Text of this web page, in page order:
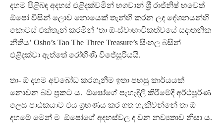
දහම පිළිබඳ අදහස් එළිදක්වමින් භගවාන් ශ‍්‍රී රාජ්නිෂ් හවෙත්
ඕෂෝ විසින් ලොව නොයෙක් තැන්හි කරන ලද දේශනයන්හි
කොටස් එක්තැන් කරමින් ‘තා ඕ-ස්වාභාවිකත්වයේ සදාතනික
නීතිය’ Osho’s Tao The Three Treasure’s සිංහල බසින්
එළිදක්වා ඇත්තේ රෝහිණී විජේසූරියයි.
තා- ඕ දහම අවබෝධ කරගැනීම ඉතා පහසු කාර්යයක්
නොවන බව ප‍්‍රකට ය. ඕෂෝගේ පැහැදිලි කිරීමේදී අර්ථපූර්ණ
ලෙස පාඨකයාට එය ග‍්‍රහණය කර ගත හැකිවන්නේ තා ඕ
දහමේ මෙන් ම ඕෂෝගේ අදහස්වල ද වන නව්‍යතාව නිසා ය.